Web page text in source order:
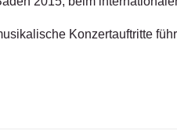
Konzertauftritte